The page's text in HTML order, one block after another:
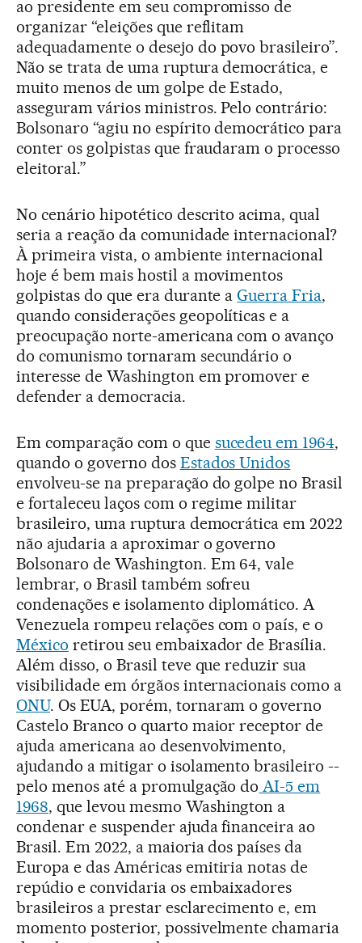
ao presidente em seu compromisso de
organizar “eleições que reflitam
adequadamente o desejo do povo brasileiro”.
Não se trata de uma ruptura democrática, e
muito menos de um golpe de Estado,
asseguram vários ministros. Pelo contrário:
Bolsonaro “agiu no espírito democrático para
conter os golpistas que fraudaram o processo
eleitoral.”
No cenário hipotético descrito acima, qual
seria a reação da comunidade internacional?
À primeira vista, o ambiente internacional
hoje é bem mais hostil a movimentos
golpistas do que era durante aGuerra Fria,
quando considerações geopolíticas e a
preocupação norte-americana com o avanço
do comunismo tornaram secundário o
interesse de Washington em promover e
defender a democracia.
Em comparação com o que sucedeu em 1964,
quando o governo dos Estados Unidos
envolveu-se na preparação do golpe no Brasil
e fortaleceu laços com o regime militar
brasileiro, uma ruptura democrática em 2022
não ajudaria a aproximar o governo
Bolsonaro de Washington. Em 64, vale
lembrar, o Brasil também sofreu
condenações e isolamento diplomático. A
Venezuela rompeu relações com o país, e o
México retirou seu embaixador de Brasília.
Além disso, o Brasil teve que reduzir sua
visibilidade em órgãos internacionais como a
ONU. Os EUA, porém, tornaram o governo
Castelo Branco o quarto maior receptor de
ajuda americana ao desenvolvimento,
ajudando a mitigar o isolamento brasileiro --
pelo menos até a promulgação do AI-5 em
1968, que levou mesmo Washington a
condenar e suspender ajuda financeira ao
Brasil. Em 2022, a maioria dos países da
Europa e das Américas emitiria notas de
repúdio e convidaria os embaixadores
brasileiros a prestar esclarecimento e, em
momento posterior, possivelmente chamaria